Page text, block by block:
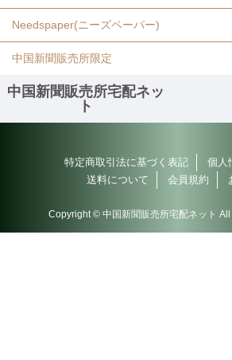
Needspaper(ニーズペーパー)
中国新聞販売所限定
中国新聞販売所宅配ネッ
ト
特定商取引法に基づく表記
個人
送料について
会員規約
Copyright © 中国新聞販売所宅配ネット